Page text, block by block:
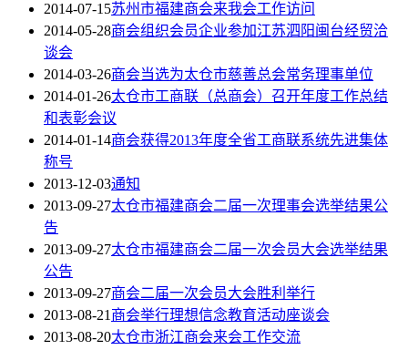
2014-07-15苏州市福建商会来我会工作访问
2014-05-28商会组织会员企业参加江苏泗阳闽台经贸洽
谈会
2014-03-26商会当选为太仓市慈善总会常务理事单位
2014-01-26太仓市工商联（总商会）召开年度工作总结
和表彰会议
2014-01-14商会获得2013年度全省工商联系统先进集体
称号
2013-12-03通知
2013-09-27太仓市福建商会二届一次理事会选举结果公
告
2013-09-27太仓市福建商会二届一次会员大会选举结果
公告
2013-09-27商会二届一次会员大会胜利举行
2013-08-21商会举行理想信念教育活动座谈会
2013-08-20太仓市浙江商会来会工作交流